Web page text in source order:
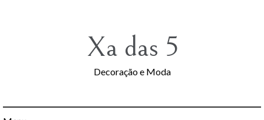
Xa das 5
Decoração e Moda